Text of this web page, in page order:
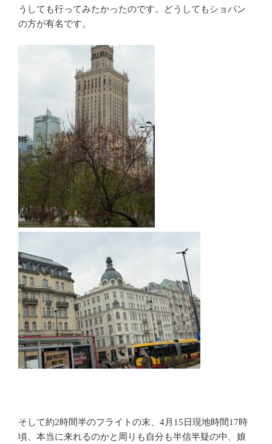
うしても行ってみたかったのです。どうしてもショパン
の方が有名です。
そして約2時間半のフライトの末、4月15日現地時間17時
頃、本当に来れるのかと周りも自分も半信半疑の中、娘